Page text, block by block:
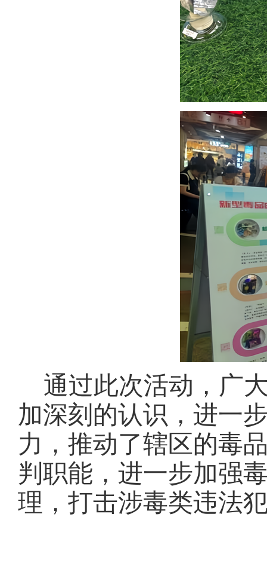
通过此次活动，广
加深刻的认识，进一
力，推动了辖区的毒
判职能，进一步加强
理，打击涉毒类违法